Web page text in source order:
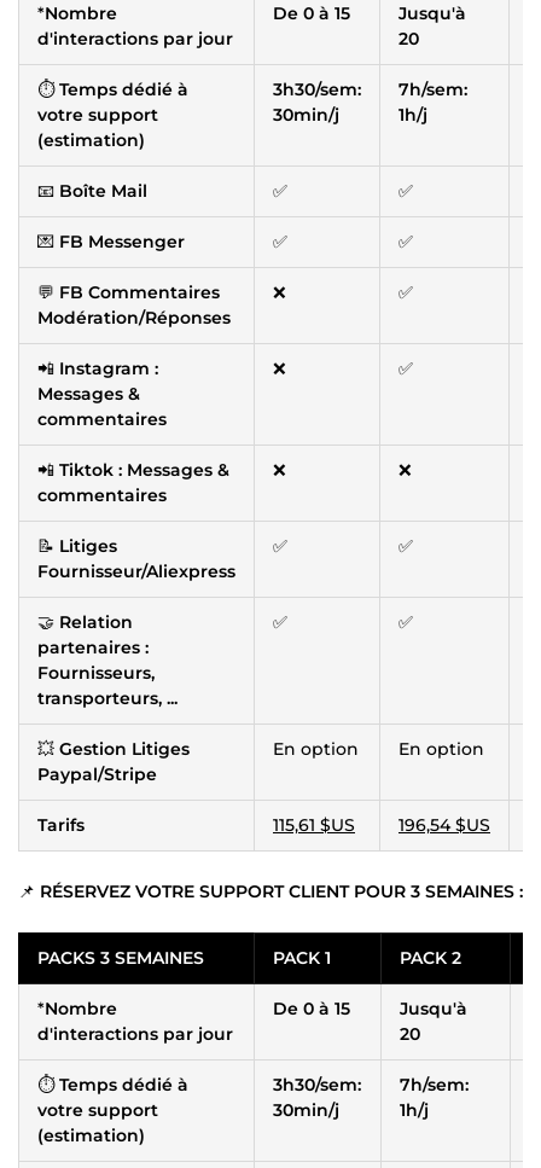
*Nombre
d'interactions par jour
De 0 à 15
Jusqu'à
20
⏱Temps dédié à
votre support
(estimation)
3h30/sem:
30min/j
7h/sem:
1h/j
📧 Boîte Mail ✅ ✅
💌 FB Messenger ✅ ✅
💬 FB Commentaires
Modération/Réponses
❌ ✅
📲 Instagram :
Messages &
commentaires
❌ ✅
📲 Tiktok : Messages &
commentaires
❌ ❌
📝 Litiges
Fournisseur/Aliexpress
✅ ✅
🤝 Relation
partenaires :
Fournisseurs,
transporteurs, ...
✅ ✅
💥 Gestion Litiges
Paypal/Stripe
En option En option
Tarifs 115,61 $US 196,54 $US
📌 RÉSERVEZ VOTRE SUPPORT CLIENT POUR 3 SEMAINES :
PACKS 3 SEMAINES PACK 1 PACK 2
*Nombre
d'interactions par jour
De 0 à 15
Jusqu'à
20
⏱Temps dédié à
votre support
(estimation)
3h30/sem:
30min/j
7h/sem:
1h/j